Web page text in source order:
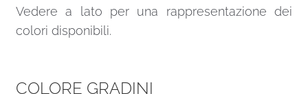
Vedere a lato per una rappresentazione dei
colori disponibili.
COLORE GRADINI